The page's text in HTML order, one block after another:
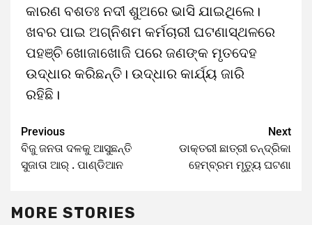
କାରଣ ବଶତଃ ନଦୀ ଶୁଅରେ ଭାସି ଯାଇଥିଲେ।
ଖବର ପାଇ ଅଗ୍ନିଶମ କର୍ମଚାରୀ ଘଟଣାସ୍ଥଳରେ
ପହଞ୍ଚି ଖୋଜାଖୋଜି ପରେ ଜଣଙ୍କ ମୃତଦେହ
ଉଦ୍ଧାର କରିଛନ୍ତି। ଉଦ୍ଧାର କାର୍ଯ୍ୟ ଜାରି
ରହିଛି।
Previous
ବିଜୁ ଜନତା ଦଳକୁ ଆସୁଛନ୍ତି
ସୁଜାତା ଆର୍ . ପାଣ୍ଡିଆନ
Next
ଡାକ୍ତରୀ ଛାତ୍ରୀ ଚନ୍ଦ୍ରିକା
ହେମ୍ବ୍ରମ ମୃତ୍ୟୁ ଘଟଣା
MORE STORIES